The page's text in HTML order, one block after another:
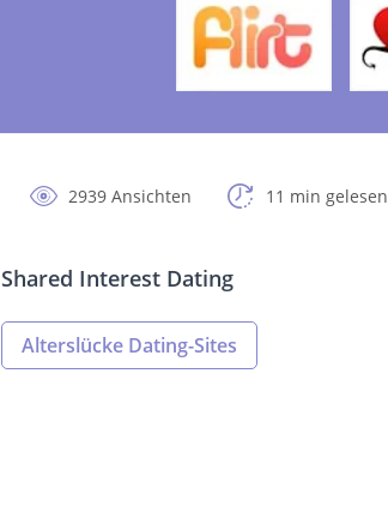
2939 Ansichten 11 min gelesen
Shared Interest Dating
Alterslücke Dating-Sites